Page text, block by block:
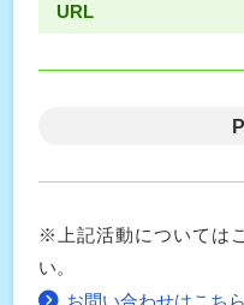
URL
※上記活動については
い。
お問い合わせはこちら